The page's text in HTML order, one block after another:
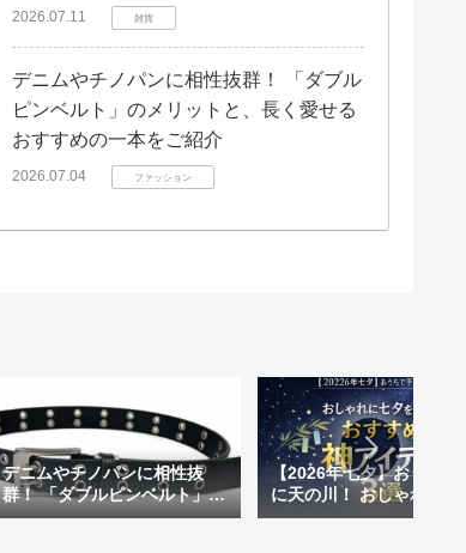
2026.07.11 雑貨
デニムやチノパンに相性抜群！ 「ダブル
ピンベルト」のメリットと、長く愛せる
おすすめの一本をご紹介
2026.07.04 ファッション
デニムやチノパンに相性抜
群！ 「ダブルピンベルト」の
メリットと、長く愛せるおす
【2026年七夕】おうちで
に天の川！ おしゃれに七
楽しむ「おすすめ神アイ